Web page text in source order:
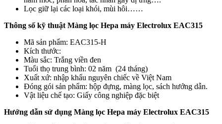
Lọc giữ lại các loại khói, mùi hôi……
Thông số kỹ thuật Màng lọc Hepa máy Electrolux EAC315
Mã sản phẩm: EAC315-H
Kích thước:
Màu sắc: Trắng viền đen
Tuổi thọ trung bình: 02 năm (24 tháng)
Xuất xứ: nhập khẩu nguyên chiếc về Việt Nam
Đóng gói sản phẩm: hộp đựng, màng lọc, sách hướng dẫn.
Vật liệu chế tạo: Giấy công nghiệp đặc biệt
Hướng dẫn sử dụng Màng lọc Hepa máy Electrolux EAC315